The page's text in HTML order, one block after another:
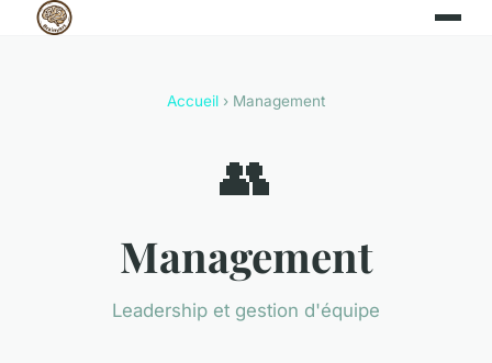
Accueil › Management
👥
Management
Leadership et gestion d'équipe